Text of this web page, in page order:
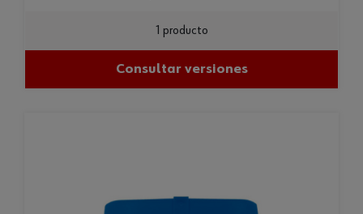
1 producto
Consultar versiones